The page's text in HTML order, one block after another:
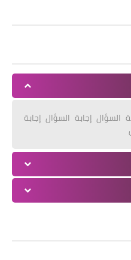
السؤال إجابة السؤال إجابة